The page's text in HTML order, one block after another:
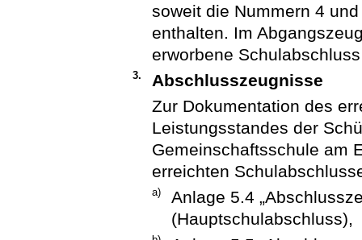
soweit die Nummern 4
enthalten. Im
erworbene
3.
Abschlusszeugnisse
Zur Dokumentation des
Leistungsstandes der
Gemeinschaftsschule am
erreichten
a)
Anlage 5.4
(Hauptschulabschluss),